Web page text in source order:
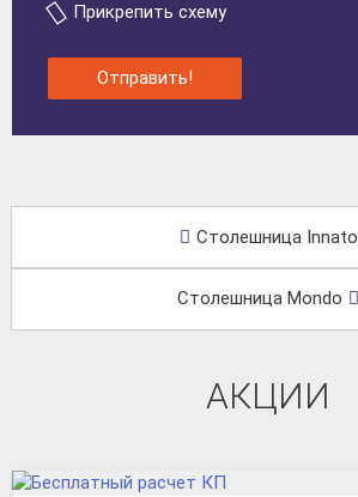
Прикрепить схему
Отправить!
Столешница Innato
Столешница Mondo
АКЦИИ